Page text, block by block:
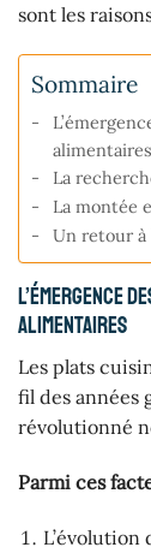
sont les
Sommaire
alimentaires
La
La montée
Un retour à
L’émergence
alimentaires
Les plats
fil des années
révolutionné
Parmi ces